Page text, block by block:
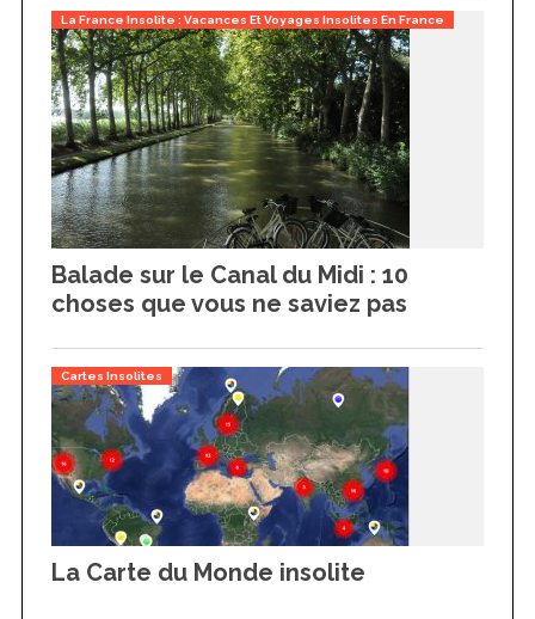
La France Insolite : Vacances Et Voyages Insolites En France
Balade sur le Canal du Midi : 10
choses que vous ne saviez pas
Cartes Insolites
La Carte du Monde insolite